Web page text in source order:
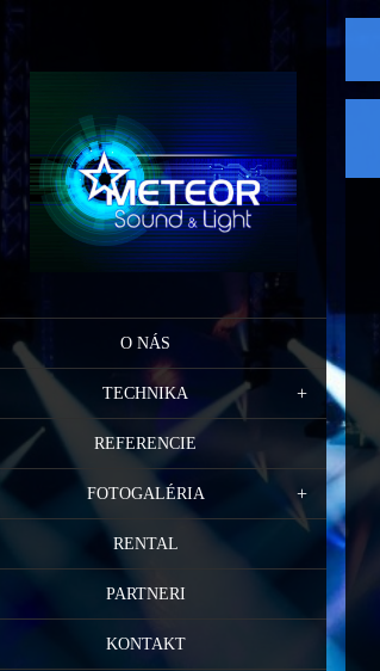
O NÁS
TECHNIKA
REFERENCIE
FOTOGALÉRIA
RENTAL
PARTNERI
KONTAKT